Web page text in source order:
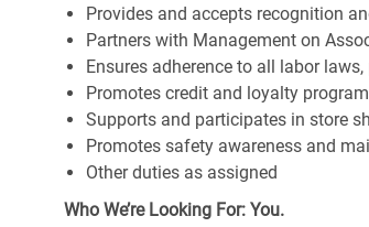
Provides and accepts recognition
Partners with Management on
Ensures adherence to all labor
Promotes credit and loyalty
Supports and participates in store
Promotes safety awareness and
Other duties as assigned
Who We’re Looking For: You.